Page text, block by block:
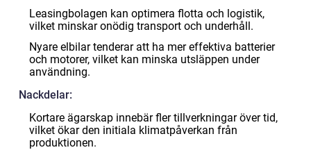
Leasingbolagen kan optimera flotta och logistik,
vilket minskar onödig transport och underhåll.
Nyare elbilar tenderar att ha mer effektiva batterier
och motorer, vilket kan minska utsläppen under
användning.
Nackdelar:
Kortare ägarskap innebär fler tillverkningar över tid,
vilket ökar den initiala klimatpåverkan från
produktionen.